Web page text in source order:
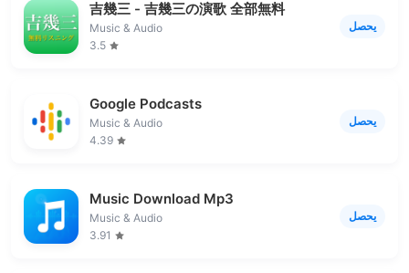
吉幾三 - 吉幾三の演歌 全部無料
Music & Audio
3.5
يحصل
Google Podcasts
Music & Audio
4.39
يحصل
Music Download Mp3
Music & Audio
3.91
يحصل